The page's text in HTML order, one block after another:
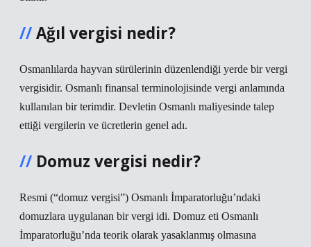
Ağıl vergisi nedir?
Osmanlılarda hayvan sürülerinin düzenlendiği yerde bir vergi
vergisidir. Osmanlı finansal terminolojisinde vergi anlamında
kullanılan bir terimdir. Devletin Osmanlı maliyesinde talep
ettiği vergilerin ve ücretlerin genel adı.
Domuz vergisi nedir?
Resmi (“domuz vergisi”) Osmanlı İmparatorluğu’ndaki
domuzlara uygulanan bir vergi idi. Domuz eti Osmanlı
İmparatorluğu’nda teorik olarak yasaklanmış olmasına